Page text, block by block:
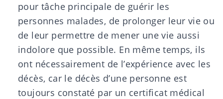
pour tâche principale de guérir les
personnes malades, de prolonger leur vie ou
de leur permettre de mener une vie aussi
indolore que possible. En même temps, ils
ont nécessairement de l’expérience avec les
décès, car le décès d’une personne est
toujours constaté par un certificat médical